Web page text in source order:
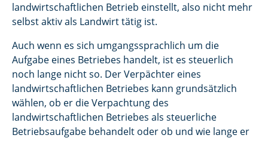
landwirtschaftlichen Betrieb einstellt, also nicht mehr
selbst aktiv als Landwirt tätig ist.
Auch wenn es sich umgangssprachlich um die
Aufgabe eines Betriebes handelt, ist es steuerlich
noch lange nicht so. Der Verpächter eines
landwirtschaftlichen Betriebes kann grundsätzlich
wählen, ob er die Verpachtung des
landwirtschaftlichen Betriebes als steuerliche
Betriebsaufgabe behandelt oder ob und wie lange er